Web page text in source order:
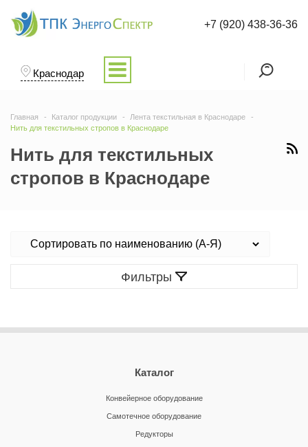
Краснодар
+7 (920) 438-36-36
Главная Каталог продукции
Лента текстильная в Краснодаре
Нить для текстильных стропов в Краснодаре
Нить для текстильных
стропов в Краснодаре
Фильтры
Каталог
Конвейерное оборудование
Самотечное оборудование
Редукторы